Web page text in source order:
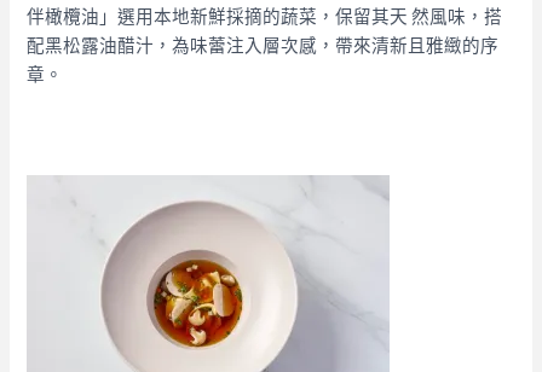
伴橄欖油」選用本地新鮮採摘的蔬菜，保留其天 然風味，搭
配黑松露油醋汁，為味蕾注入層次感，帶來清新且雅緻的序
章。